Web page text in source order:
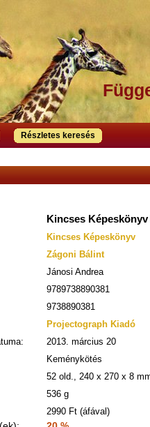
Részletes keresés
Kincses
Kincses Képeskönyv
Zágoni Bálint
Jánosi Andrea
9789738890381
9738890381
Projectograph Kiadó
2013. március 20
Keménykötés
52 old., 240 x 270 x 8
536 g
2990 Ft (áfával)